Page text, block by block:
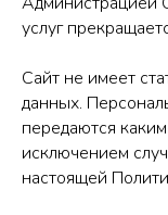
услуг
Сайт не имеет
данных.
передаются
исключением
настоящей